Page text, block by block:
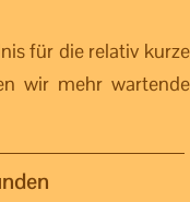
für die relativ kurze
wir mehr wartende